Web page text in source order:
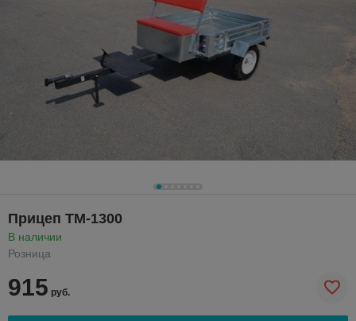
Прицеп ТМ-1300
В наличии
Розница
915 руб.